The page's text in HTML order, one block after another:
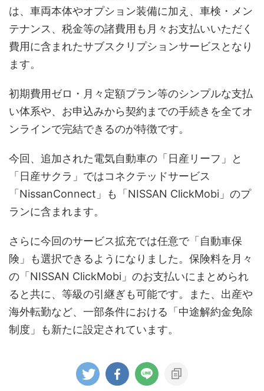
は、車両本体やオプション装備に加え、車検・メン
テナンス、税金等の諸費用も月々お支払いいただく
費用に含まれたサブスクリプションサービスとなり
ます。
初期費用ゼロ・月々定額プラン等のシンプルな支払
い体系や、お申込みから契約までの手続きを全てオ
ンラインで完結できるのが特徴です。
今回、追加された電気自動車の「日産リーフ」と
「日産サクラ」ではコネクテッドサービス
「NissanConnect」も「NISSAN ClickMobi」のプ
ランに含まれます。
さらに今回のサービス拡充では任意で「自動車保
険」も選択できるようになりました。保険料を月々
の「NISSAN ClickMobi」のお支払いにまとめられ
ると共に、等級の引継ぎも可能です。また、出産や
海外転勤など、一部条件における「中途解約金免除
制度」も新たに設定されています。